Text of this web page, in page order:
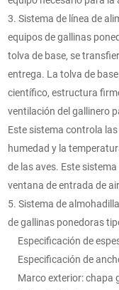
3. Sistema de línea de
equipos de gallinas
tolva de base, se
entrega. La tolva de
científico, estructura
ventilación del gallinero
Este sistema controla
humedad y la
de las aves. Este
ventana de entrada de
5. Sistema de
de gallinas ponedoras
Especificación de
Especificación de
Marco exterior: chapa